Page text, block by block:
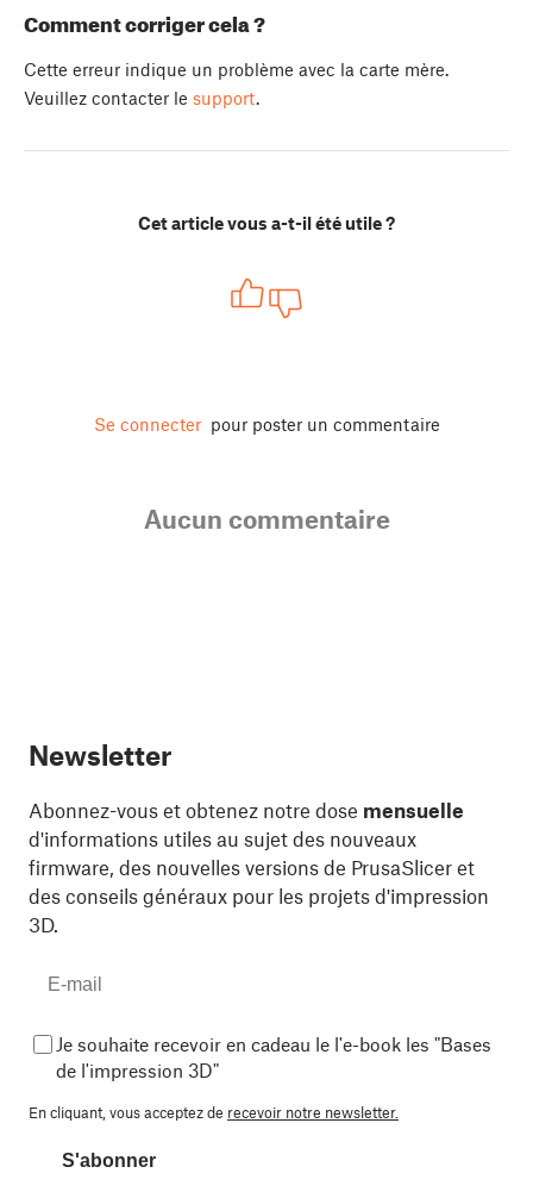
Comment corriger cela ?
Cette erreur indique un problème avec la carte mère.
Veuillez contacter le support.
Cet article vous a-t-il été utile ?
Se connecter pour poster un commentaire
Aucun commentaire
Newsletter
Abonnez-vous et obtenez notre dose mensuelle
d'informations utiles au sujet des nouveaux
firmware, des nouvelles versions de PrusaSlicer et
des conseils généraux pour les projets d'impression
3D.
Je souhaite recevoir en cadeau le l'e-book les "Bases
de l'impression 3D"
En cliquant, vous acceptez de recevoir notre newsletter.
S'abonner